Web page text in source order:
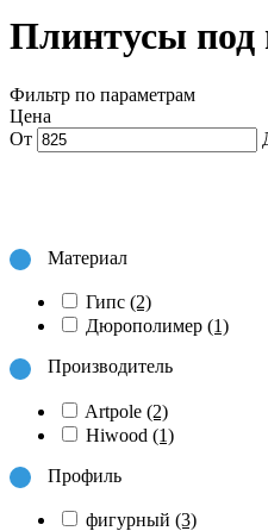
Плинтусы под
Фильтр по параметрам
Цена
От
Материал
Гипс (2)
Дюрополимер (1)
Производитель
Artpole (2)
Hiwood (1)
Профиль
фигурный (3)